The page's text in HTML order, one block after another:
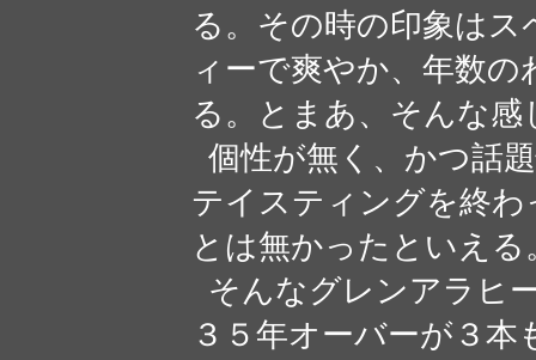
る。その時の印象は
ィーで爽やか、年数
る。とまあ、そんな感
個性が無く、かつ話
テイスティングを終
とは無かったといえる
そんなグレンアラヒ
３５年オーバーが３